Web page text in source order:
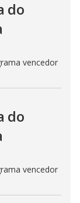
do
vencedor
do
vencedor